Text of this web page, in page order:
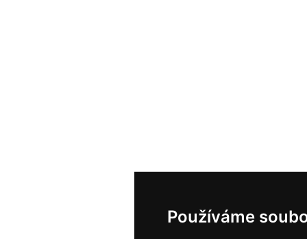
Používáme